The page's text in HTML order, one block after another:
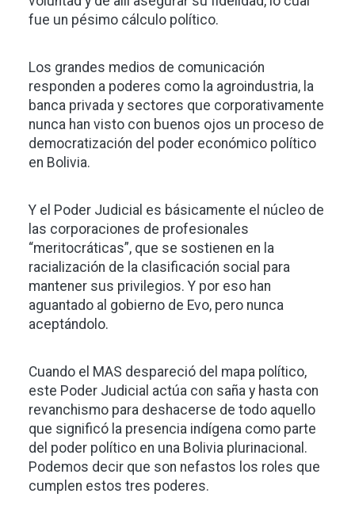
fue un pésimo cálculo político.
Los grandes medios de comunicación
responden a poderes como la agroindustria, la
banca privada y sectores que corporativamente
nunca han visto con buenos ojos un proceso de
democratización del poder económico político
en Bolivia.
Y el Poder Judicial es básicamente el núcleo de
las corporaciones de profesionales
“meritocráticas”, que se sostienen en la
racialización de la clasificación social para
mantener sus privilegios. Y por eso han
aguantado al gobierno de Evo, pero nunca
aceptándolo.
Cuando el MAS despareció del mapa político,
este Poder Judicial actúa con saña y hasta con
revanchismo para deshacerse de todo aquello
que significó la presencia indígena como parte
del poder político en una Bolivia plurinacional.
Podemos decir que son nefastos los roles que
cumplen estos tres poderes.